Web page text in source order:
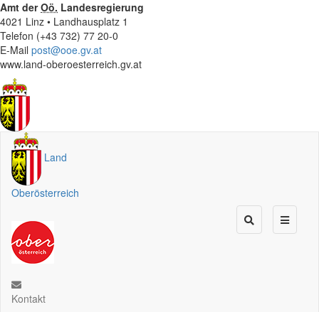
Amt derOö. Landesregierung
4021 Linz • Landhausplatz 1
Telefon (+43 732) 77 20-0
E-Mail post@ooe.gv.at
www.land-oberoesterreich.gv.at
Land
Oberösterreich
Kontakt